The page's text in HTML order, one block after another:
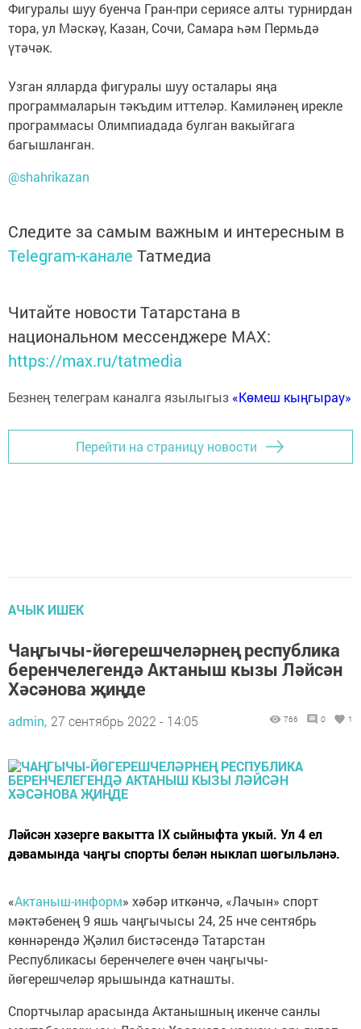
Фигуралы шуу буенча Гран-при сериясе алты турнирдан
тора, ул Мәскәү, Казан, Сочи, Самара һәм Пермьдә
үтәчәк.
Узган ялларда фигуралы шуу осталары яңа
программаларын тәкъдим иттеләр. Камиләнең ирекле
программасы Олимпиадада булган вакыйгага
багышланган.
@shahrikazan
Следите за самым важным и интересным в
Telegram-канале Татмедиа
Читайте новости Татарстана в
национальном мессенджере MАХ:
https://max.ru/tatmedia
Безнең телеграм каналга язылыгыз «Көмеш кыңгырау»
Перейти на страницу новости
АЧЫК ИШЕК
Чаңгычы-йөгерешчеләрнең республика
беренчелегендә Актаныш кызы Ләйсән
Хәсәнова җиңде
admin, 27 сентябрь 2022 - 14:05 766 0 1
Ләйсән хәзерге вакытта IX сыйныфта укый. Ул 4 ел
дәвамында чаңгы спорты белән ныклап шөгыльләнә.
«Актаныш-информ» хәбәр иткәнчә, «Лачын» спорт
мәктәбенең 9 яшь чаңгычысы 24, 25 нче сентябрь
көннәрендә Җәлил бистәсендә Татарстан
Республикасы беренчелеге өчен чаңгычы-
йөгерешчеләр ярышында катнашты.
Спортчылар арасында Актанышның икенче санлы